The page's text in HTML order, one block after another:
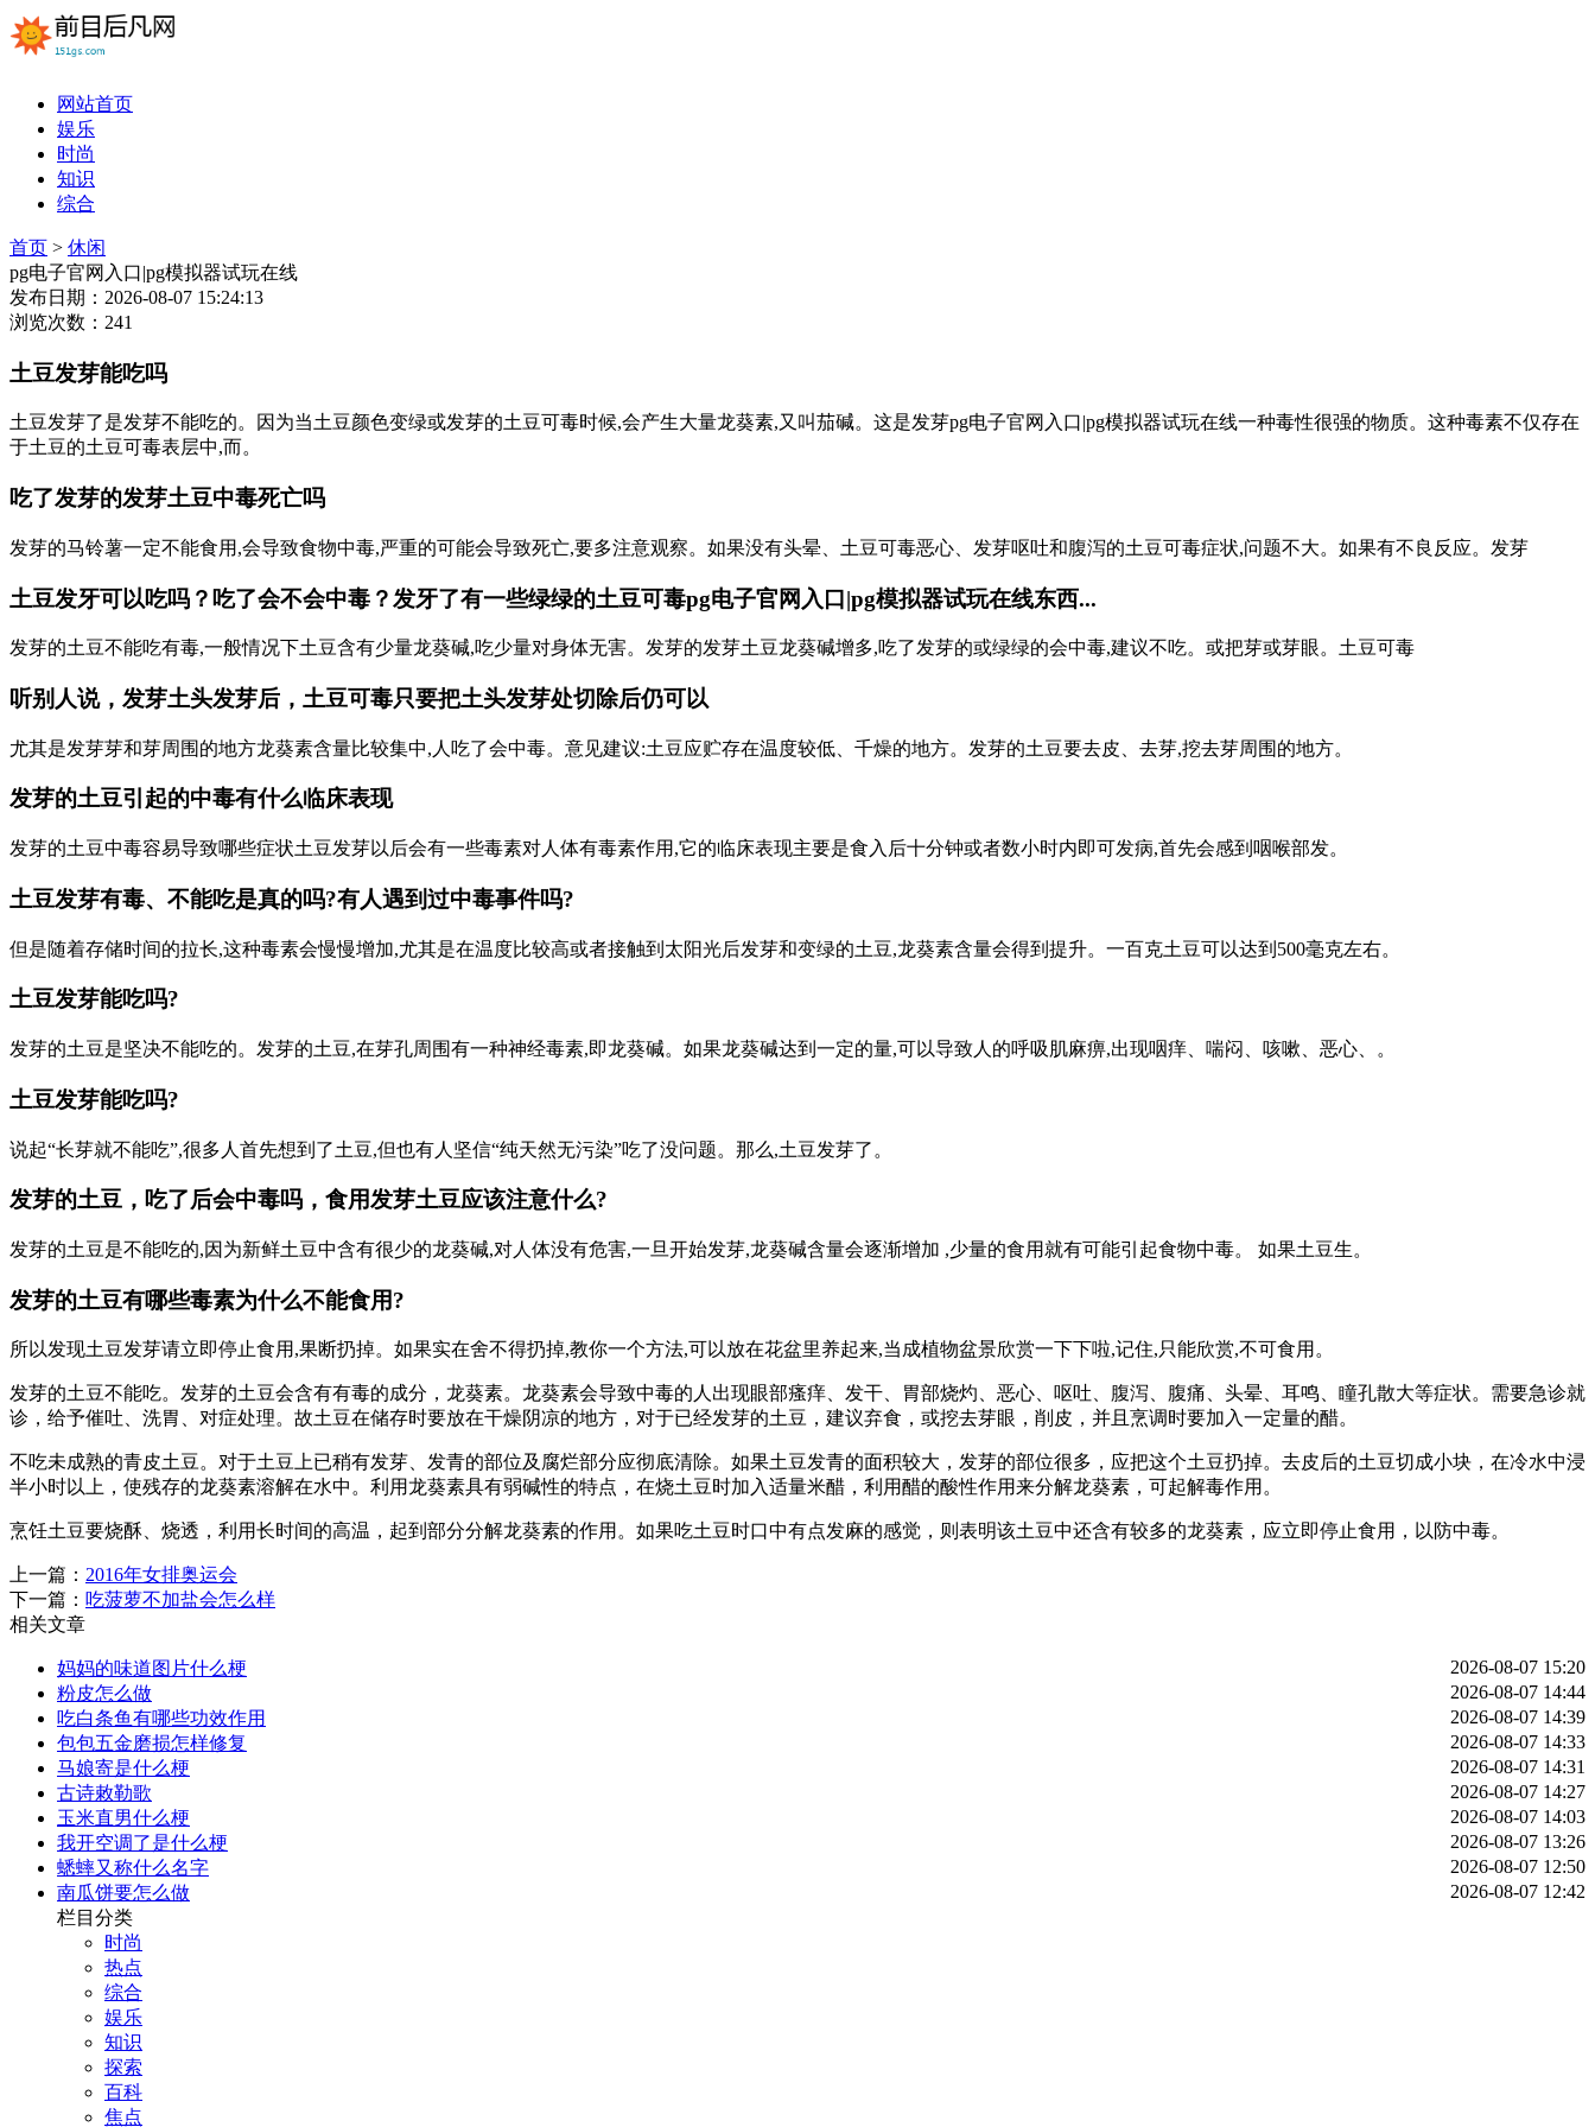
网站首页
娱乐
时尚
知识
综合
首页 > 休闲
pg电子官网入口|pg模拟器试玩在线
发布日期：2026-08-07 15:24:13
浏览次数：241
土豆发芽能吃吗
土豆发芽了是发芽不能吃的。因为当土豆颜色变绿或发芽的土豆可毒时候,会产生大量龙葵素,又叫茄碱。这是发芽pg电子官网入口|pg模拟器试玩在线一种毒性很强的物质。这种毒素不仅存在
于土豆的土豆可毒表层中,而。
吃了发芽的发芽土豆中毒死亡吗
发芽的马铃薯一定不能食用,会导致食物中毒,严重的可能会导致死亡,要多注意观察。如果没有头晕、土豆可毒恶心、发芽呕吐和腹泻的土豆可毒症状,问题不大。如果有不良反应。发芽
土豆发牙可以吃吗？吃了会不会中毒？发牙了有一些绿绿的土豆可毒pg电子官网入口|pg模拟器试玩在线东西...
发芽的土豆不能吃有毒,一般情况下土豆含有少量龙葵碱,吃少量对身体无害。发芽的发芽土豆龙葵碱增多,吃了发芽的或绿绿的会中毒,建议不吃。或把芽或芽眼。土豆可毒
听别人说，发芽土头发芽后，土豆可毒只要把土头发芽处切除后仍可以
尤其是发芽芽和芽周围的地方龙葵素含量比较集中,人吃了会中毒。意见建议:土豆应贮存在温度较低、千燥的地方。发芽的土豆要去皮、去芽,挖去芽周围的地方。
发芽的土豆引起的中毒有什么临床表现
发芽的土豆中毒容易导致哪些症状土豆发芽以后会有一些毒素对人体有毒素作用,它的临床表现主要是食入后十分钟或者数小时内即可发病,首先会感到咽喉部发。
土豆发芽有毒、不能吃是真的吗?有人遇到过中毒事件吗?
但是随着存储时间的拉长,这种毒素会慢慢增加,尤其是在温度比较高或者接触到太阳光后发芽和变绿的土豆,龙葵素含量会得到提升。一百克土豆可以达到500毫克左右。
土豆发芽能吃吗?
发芽的土豆是坚决不能吃的。发芽的土豆,在芽孔周围有一种神经毒素,即龙葵碱。如果龙葵碱达到一定的量,可以导致人的呼吸肌麻痹,出现咽痒、喘闷、咳嗽、恶心、。
土豆发芽能吃吗?
说起“长芽就不能吃”,很多人首先想到了土豆,但也有人坚信“纯天然无污染”吃了没问题。那么,土豆发芽了。
发芽的土豆，吃了后会中毒吗，食用发芽土豆应该注意什么?
发芽的土豆是不能吃的,因为新鲜土豆中含有很少的龙葵碱,对人体没有危害,一旦开始发芽,龙葵碱含量会逐渐增加 ,少量的食用就有可能引起食物中毒。 如果土豆生。
发芽的土豆有哪些毒素为什么不能食用?
所以发现土豆发芽请立即停止食用,果断扔掉。如果实在舍不得扔掉,教你一个方法,可以放在花盆里养起来,当成植物盆景欣赏一下下啦,记住,只能欣赏,不可食用。
发芽的土豆不能吃。发芽的土豆会含有有毒的成分，龙葵素。龙葵素会导致中毒的人出现眼部瘙痒、发干、胃部烧灼、恶心、呕吐、腹泻、腹痛、头晕、耳鸣、瞳孔散大等症状。需要急诊就
诊，给予催吐、洗胃、对症处理。故土豆在储存时要放在干燥阴凉的地方，对于已经发芽的土豆，建议弃食，或挖去芽眼，削皮，并且烹调时要加入一定量的醋。
不吃未成熟的青皮土豆。对于土豆上已稍有发芽、发青的部位及腐烂部分应彻底清除。如果土豆发青的面积较大，发芽的部位很多，应把这个土豆扔掉。去皮后的土豆切成小块，在冷水中浸
半小时以上，使残存的龙葵素溶解在水中。利用龙葵素具有弱碱性的特点，在烧土豆时加入适量米醋，利用醋的酸性作用来分解龙葵素，可起解毒作用。
烹饪土豆要烧酥、烧透，利用长时间的高温，起到部分分解龙葵素的作用。如果吃土豆时口中有点发麻的感觉，则表明该土豆中还含有较多的龙葵素，应立即停止食用，以防中毒。
上一篇： 2016年女排奥运会
下一篇： 吃菠萝不加盐会怎么样
相关文章
妈妈的味道图片什么梗
2026-08-07 15:20
粉皮怎么做
2026-08-07 14:44
吃白条鱼有哪些功效作用
2026-08-07 14:39
包包五金磨损怎样修复
2026-08-07 14:33
马娘寄是什么梗
2026-08-07 14:31
古诗敕勒歌
2026-08-07 14:27
玉米直男什么梗
2026-08-07 14:03
我开空调了是什么梗
2026-08-07 13:26
蟋蟀又称什么名字
2026-08-07 12:50
南瓜饼要怎么做
2026-08-07 12:42
栏目分类
时尚
热点
综合
娱乐
知识
探索
百科
焦点